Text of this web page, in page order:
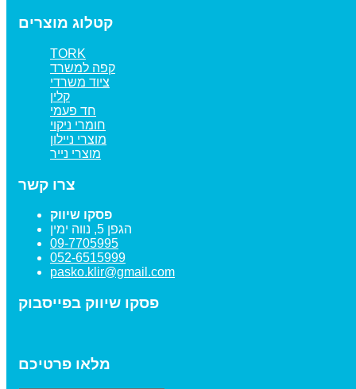
קטלוג מוצרים
TORK
קפה למשרד
ציוד משרדי
קלין
חד פעמי
חומרי ניקוי
מוצרי ניילון
מוצרי נייר
צרו קשר
פסקו שיווק
הגפן 5, נווה ימין
09-7705995
052-6515999
pasko.klir@gmail.com
פסקו שיווק בפייסבוק
מלאו פרטיכם